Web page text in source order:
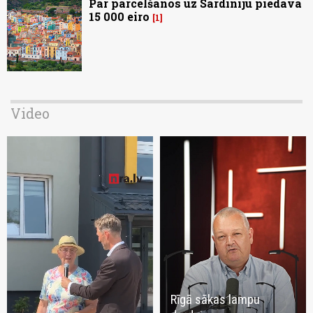
Par pārcelšanos uz Sardīniju piedāvā
15 000 eiro
1
Video
Rīgā sākas lampu